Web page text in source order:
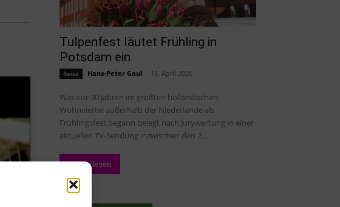
Tulpenfest läutet Frühling in
Potsdam ein
Reise Hans-Peter Gaul 16. April 2026
Was vor 30 Jahren im größten holländischen
Wohnviertel außerhalb der Niederlande als
Frühlingsfest begann belegt nach Jurywertung in einer
aktuellen TV-Sendung inzwischen den 2....
Weiterlesen